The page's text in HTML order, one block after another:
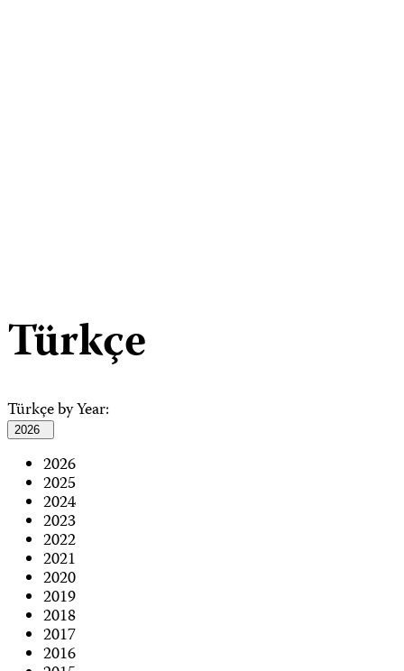
Türkçe
Türkçe by Year:
2026
2026
2025
2024
2023
2022
2021
2020
2019
2018
2017
2016